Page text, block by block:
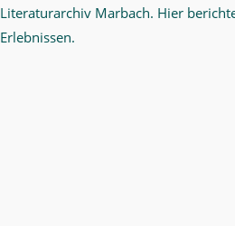
Literaturarchiv Marbach. Hier
Erlebnissen.